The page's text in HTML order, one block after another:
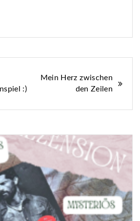
:)
Mein Herz zwischen
den Zeilen